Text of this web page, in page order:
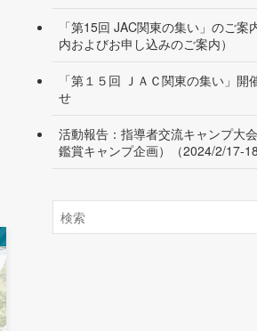
「第15回 JAC関東の集い」のご案
内およびお申し込みのご案内）
「第１５回 ＪＡＣ関東の集い」開
せ
活動報告：指導者交流キャンプ大
鑑賞キャンプ企画）（2024/2/17-18